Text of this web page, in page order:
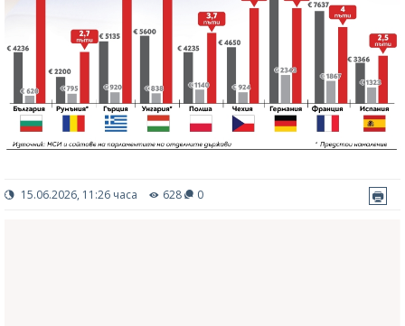
15.06.2026, 11:26 часа 628 0